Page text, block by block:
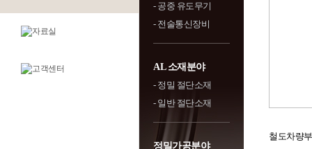
- 공중 유도무기
- 전술통신장비
AL 소재분야
- 정밀 절단소재
- 일반 절단소재
정밀가공분야
철도차량